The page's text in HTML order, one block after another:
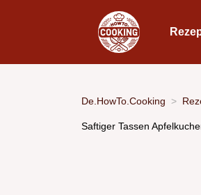
De.HowTo.Cooking
Saftiger Tassen